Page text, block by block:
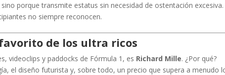
porque transmite estatus sin necesidad de ostentación excesiva.
no siempre reconocen.
de los ultra ricos
videoclips y paddocks de Fórmula 1, es Richard Mille. ¿Por qué?
el diseño futurista y, sobre todo, un precio que supera a menudo